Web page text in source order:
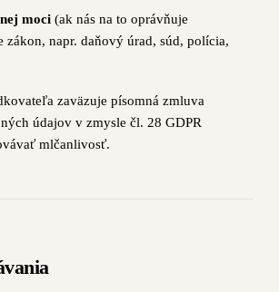
moci (ak nás na to oprávňuje
zákon, napr. daňový úrad, súd, polícia,
zaväzuje písomná zmluva
údajov v zmysle čl. 28 GDPR
mlčanlivosť.